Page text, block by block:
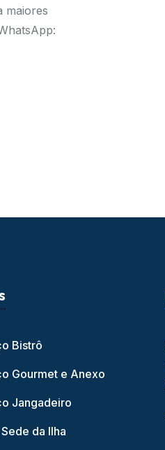
maiores
Bistrô
Gourmet e Anexo
Jangadeiro
da Ilha